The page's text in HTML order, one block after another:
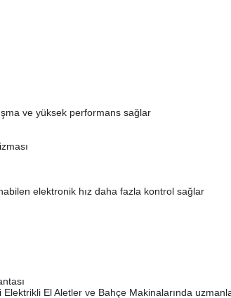
ve yüksek performans sağlar
elektronik hız daha fazla kontrol sağlar
El Aletler ve Bahçe Makinalarında